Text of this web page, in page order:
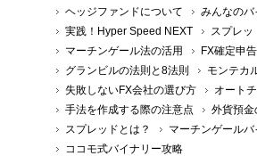
ヘッジファンドについて
みんなのバ
実践！Hyper Speed NEXT
スプレッ
マーチンゲール法の活用
FX確定申
グランビルの法則と8法則
モンテカ
失敗しないFX会社の選び方
オート
手法を作成する際の注意点
外貨預金
スプレッドとは？
マーチンゲールバ
ココモ式バイナリー攻略